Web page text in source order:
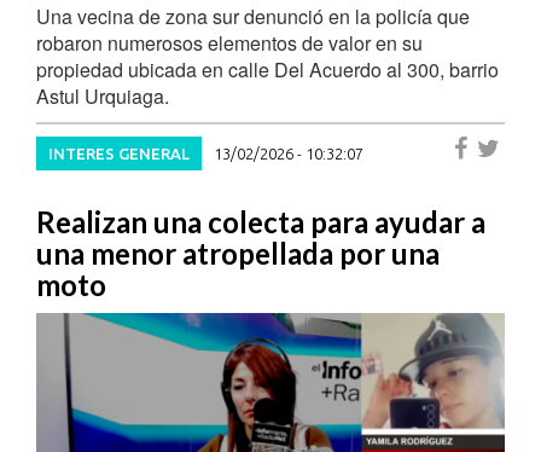
Una vecina de zona sur denunció en la policía que
robaron numerosos elementos de valor en su
propiedad ubicada en calle Del Acuerdo al 300, barrio
Astul Urquiaga.
INTERES GENERAL 13/02/2026 - 10:32:07
Realizan una colecta para ayudar a
una menor atropellada por una
moto